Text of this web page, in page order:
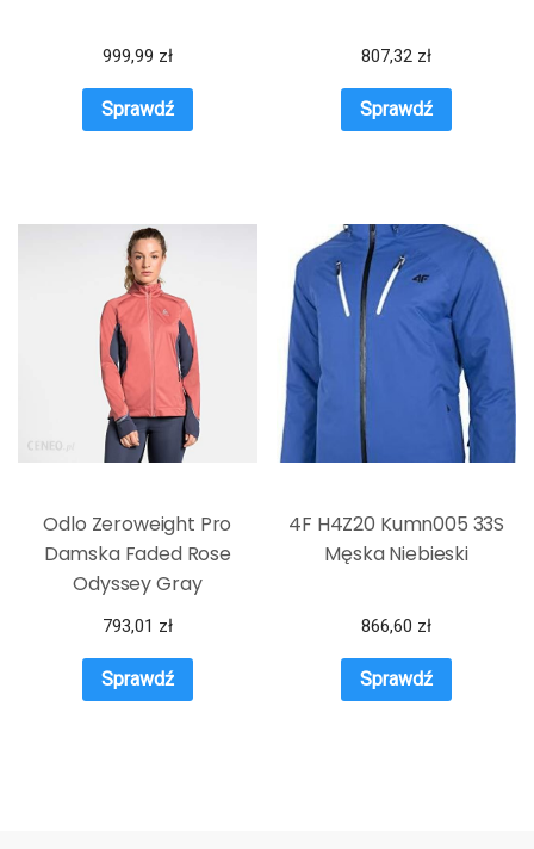
999,99 zł
Sprawdź
807,32 zł
Sprawdź
Odlo Zeroweight Pro
Damska Faded Rose
Odyssey Gray
793,01 zł
Sprawdź
4F H4Z20 Kumn005 33S
Męska Niebieski
866,60 zł
Sprawdź